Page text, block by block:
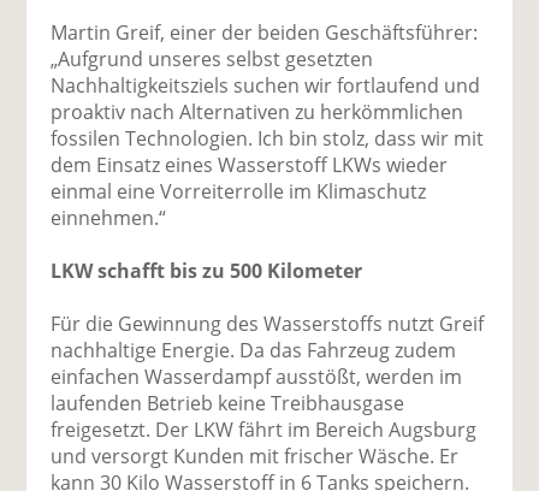
k
te
il
e
n
te
il
n
n
e
n
Martin Greif, einer der beiden Geschäftsführer:
„Aufgrund unseres selbst gesetzten
Nachhaltigkeitsziels suchen wir fortlaufend und
proaktiv nach Alternativen zu herkömmlichen
fossilen Technologien. Ich bin stolz, dass wir mit
dem Einsatz eines Wasserstoff LKWs wieder
einmal eine Vorreiterrolle im Klimaschutz
einnehmen.“
LKW schafft bis zu 500 Kilometer
Für die Gewinnung des Wasserstoffs nutzt Greif
nachhaltige Energie. Da das Fahrzeug zudem
einfachen Wasserdampf ausstößt, werden im
laufenden Betrieb keine Treibhausgase
freigesetzt. Der LKW fährt im Bereich Augsburg
und versorgt Kunden mit frischer Wäsche. Er
kann 30 Kilo Wasserstoff in 6 Tanks speichern.